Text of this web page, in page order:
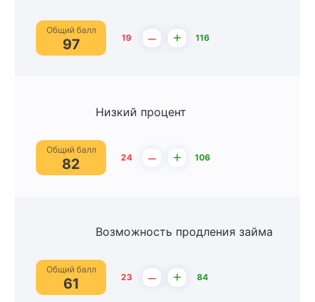
Общий балл
97 19 – + 116
Низкий процент
Общий балл
82 24 – + 106
Возможность продления займа
Общий балл
61 23 – + 84